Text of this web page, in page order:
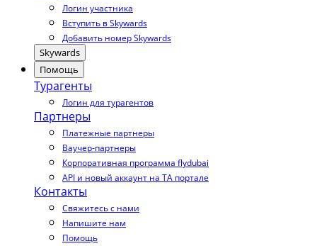
Логин участника
Вступить в Skywards
Добавить номер Skywards
Skywards
Помощь
Турагенты
Логин для турагентов
Партнеры
Платежные партнеры
Ваучер-партнеры
Корпоративная программа flydubai
API и новый аккаунт на TA портале
Контакты
Свяжитесь с нами
Напишите нам
Помощь